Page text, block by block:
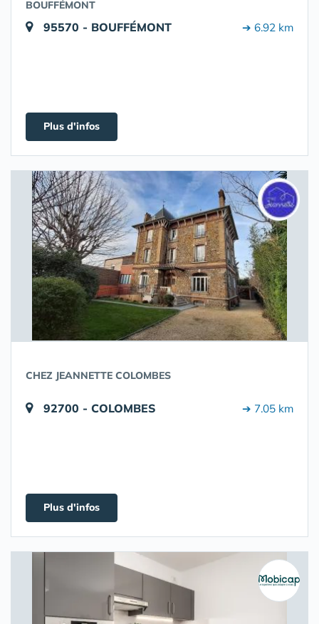
BOUFFÉMONT
95570 - BOUFFÉMONT ➔ 6.92 km
Plus d'infos
CHEZ JEANNETTE COLOMBES
92700 - COLOMBES ➔ 7.05 km
Plus d'infos